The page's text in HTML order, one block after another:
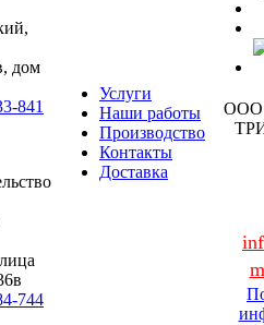
дом
841
Услуги
Наши работы
Производство
Контакты
Доставка
ООО
744